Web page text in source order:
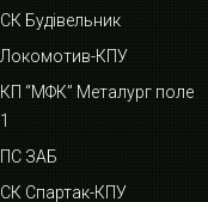
СК Будівельник
Локомотив-КПУ
КП “МФК” Металург поле
1
ПС ЗАБ
СК Спартак-КПУ